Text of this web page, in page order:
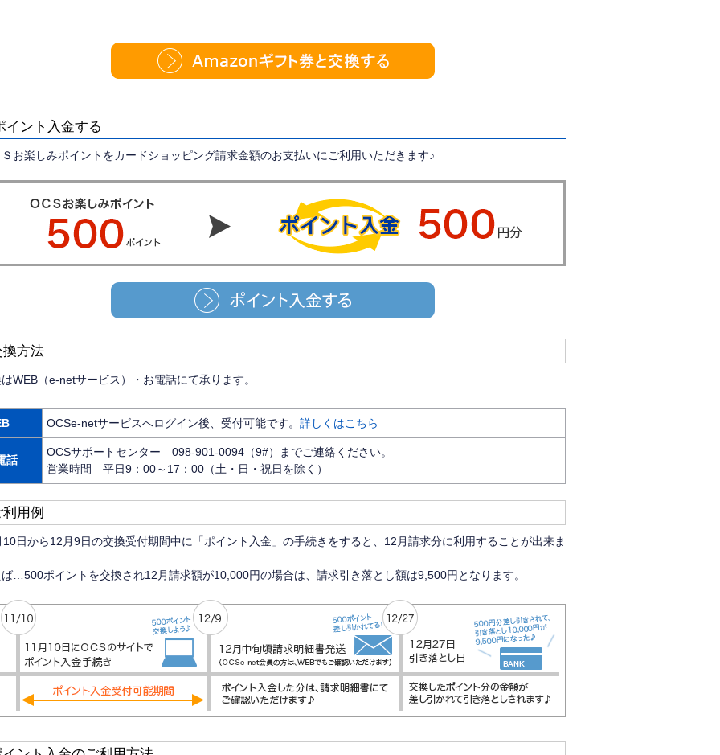
イント入金する
お楽しみポイントをカードショッピング請求金額のお支払いにご利用いただきます♪
換方法
WEB（e-netサービス）・お電話にて承ります。
OCSe-netサービスへログイン後、受付可能です。 詳しくはこちら
話
OCSサポートセンター 098-901-0094（9#）までご連絡ください。
営業時間 平日9：00～17：00（土・日・祝日を除く）
利用例
10日から12月9日の交換受付期間中に「ポイント入金」の手続きをすると、12月請求分に利用することが出来ま
…500ポイントを交換され12月請求額が10,000円の場合は、請求引き落とし額は9,500円となります。